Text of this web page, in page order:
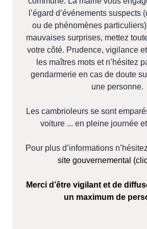
l’égard d’événements suspects
ou de phénomènes
mauvaises surprises, mettez
votre côté. Prudence, vigilance
les maîtres mots et n’hésitez
gendarmerie en cas de doute
une personne.
Les cambrioleurs se sont
voiture ... en pleine journée
Pour plus d’informations
site gouvernemental
Merci d’être vigilant et de
un maximum de